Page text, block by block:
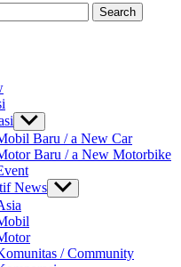
Show
sub
menu
Baru / a New Car
Baru / a New Motorbike
News Show
sub
/ Community